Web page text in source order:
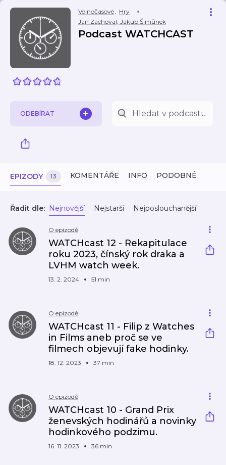
Volnočasové, Hry
Jan Zachoval, Jakub Šimůnek
Podcast WATCHCAST
ODEBÍRAT
EPIZODY 13 KOMENTÁŘE INFO PODOBNÉ
Řadit dle: Nejnovější Nejstarší Nejposlouchanější
O epizodě
WATCHcast 12 - Rekapitulace
roku 2023, čínský rok draka a
LVHM watch week.
13. 2. 2024 51 min
O epizodě
WATCHcast 11 - Filip z Watches
in Films aneb proč se ve
filmech objevují fake hodinky.
18. 12. 2023 37 min
O epizodě
WATCHcast 10 - Grand Prix
ženevských hodinářů a novinky
hodinkového podzimu.
16. 11. 2023 36 min